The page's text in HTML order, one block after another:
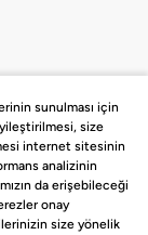
sunulması için
size
internet sitesinin
analizinin
da erişebileceği
onay
size yönelik